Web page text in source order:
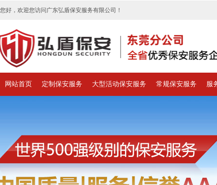
您好，欢迎您访问广东弘盾保安服务有限公司！
网站首页 定制保安服务 大型活动保安服务 常规保安服务 服